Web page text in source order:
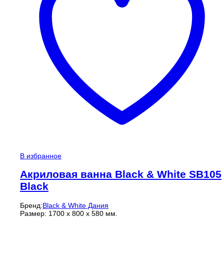
В избранное
Акриловая ванна Black & White SB105
Black
Бренд:Black & White Дания
Размер: 1700 x 800 x 580 мм.